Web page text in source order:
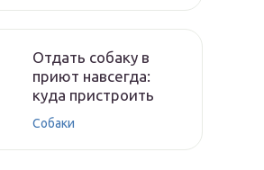
Отдать собаку в
приют навсегда:
куда пристроить
Собаки